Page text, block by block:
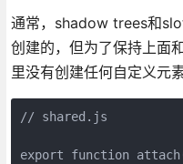
通常，shadow trees和
创建的，但为了保持上面
里没有创建任何自定义元
// shared.js
export function